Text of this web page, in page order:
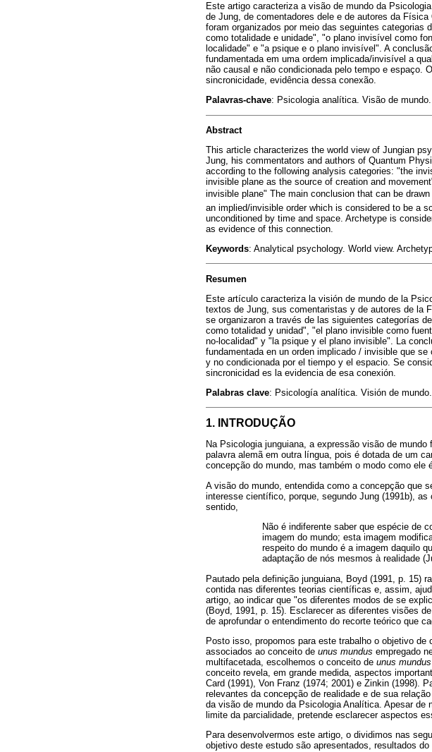
Este artigo caracteriza a visão de mundo da
de Jung, de comentadores dele e de autores da
foram organizados por meio das seguintes
como totalidade e unidade", "o plano invisível como
localidade" e "a psique e o plano invisível". A
fundamentada em uma ordem implicada/invisível a
não causal e não condicionada pelo tempo e espaço.
sincronicidade, evidência dessa conexão.
Palavras-chave: Psicologia analítica. Visão de
Abstract
This article characterizes the world view of Jungian
Jung, his commentators and authors of Quantum
according to the following analysis categories: "the
invisible plane as the source of creation and
invisible plane" The main conclusion that can be
an implied/invisible order which is considered to be a
unconditioned by time and space. Archetype is
as evidence of this connection.
Keywords: Analytical psychology. World view.
Resumen
Este artículo caracteriza la visión de mundo de la
textos de Jung, sus comentaristas y de autores de la
se organizaron a través de las siguientes categorías
como totalidad y unidad", "el plano invisible como
no-localidad" y "la psique y el plano invisible". La
fundamentada en un orden implicado / invisible que
y no condicionada por el tiempo y el espacio. Se
sincronicidad es la evidencia de esa conexión.
Palabras clave: Psicología analítica. Visión de
1. INTRODUÇÃO
Na Psicologia junguiana, a expressão visão de mundo
palavra alemã em outra língua, pois é dotada de um
concepção do mundo, mas também o modo como ele
A visão do mundo, entendida como a concepção que
interesse científico, porque, segundo Jung (1991b),
sentido,
Não é indiferente saber que espécie de
imagem do mundo; esta imagem
respeito do mundo é a imagem daquilo
adaptação de nós mesmos à realidade
Pautado pela definição junguiana, Boyd (1991, p. 15)
contida nas diferentes teorias científicas e, assim,
artigo, ao indicar que "os diferentes modos de se
(Boyd, 1991, p. 15). Esclarecer as diferentes visões
de aprofundar o entendimento do recorte teórico que
Posto isso, propomos para este trabalho o objetivo
associados ao conceito de unus mundus empregado
multifacetada, escolhemos o conceito de unus mundus
conceito revela, em grande medida, aspectos
Card (1991), Von Franz (1974; 2001) e Zinkin (1998).
relevantes da concepção de realidade e de sua
da visão de mundo da Psicologia Analítica. Apesar
limite da parcialidade, pretende esclarecer aspectos
Para desenvolvermos este artigo, o dividimos nas
objetivo deste estudo são apresentados, resultados